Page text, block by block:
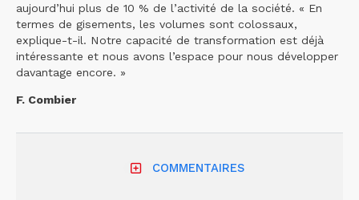
aujourd’hui plus de 10 % de l’activité de la société. « En
termes de gisements, les volumes sont colossaux,
explique-t-il. Notre capacité de transformation est déjà
intéressante et nous avons l’espace pour nous développer
davantage encore. »
F. Combier
COMMENTAIRES